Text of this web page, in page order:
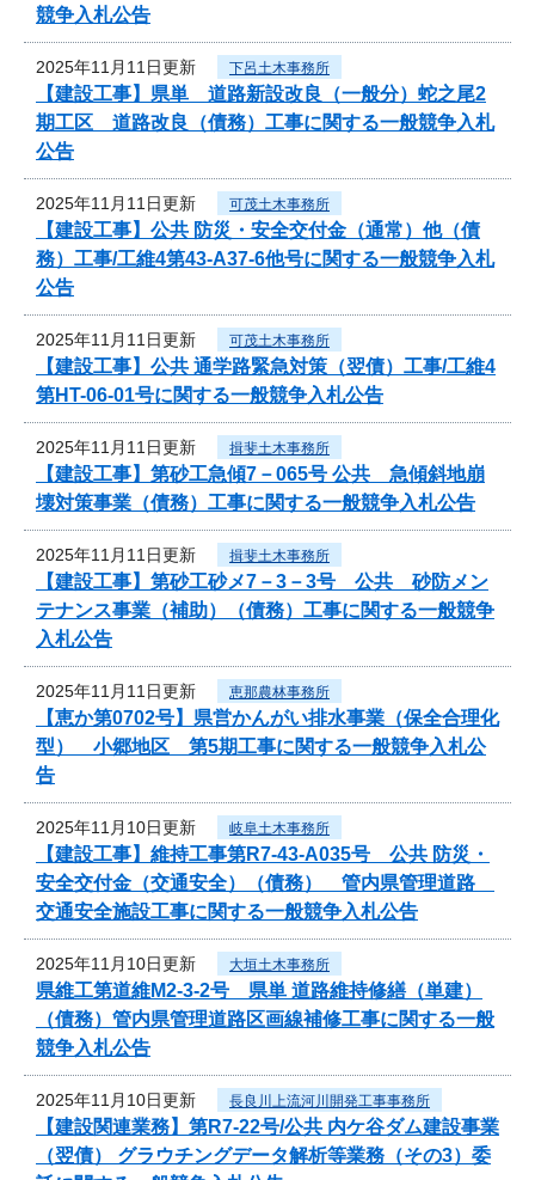
競争入札公告
2025年11月11日更新 下呂土木事務所
【建設工事】県単 道路新設改良（一般分）蛇之尾2
期工区 道路改良（債務）工事に関する一般競争入札
公告
2025年11月11日更新 可茂土木事務所
【建設工事】公共 防災・安全交付金（通常）他（債
務）工事/工維4第43-A37-6他号に関する一般競争入札
公告
2025年11月11日更新 可茂土木事務所
【建設工事】公共 通学路緊急対策（翌債）工事/工維4
第HT-06-01号に関する一般競争入札公告
2025年11月11日更新 揖斐土木事務所
【建設工事】第砂工急傾7－065号 公共 急傾斜地崩
壊対策事業（債務）工事に関する一般競争入札公告
2025年11月11日更新 揖斐土木事務所
【建設工事】第砂工砂メ7－3－3号 公共 砂防メン
テナンス事業（補助）（債務）工事に関する一般競争
入札公告
2025年11月11日更新 恵那農林事務所
【恵か第0702号】県営かんがい排水事業（保全合理化
型） 小郷地区 第5期工事に関する一般競争入札公
告
2025年11月10日更新 岐阜土木事務所
【建設工事】維持工事第R7-43-A035号 公共 防災・
安全交付金（交通安全）（債務） 管内県管理道路
交通安全施設工事に関する一般競争入札公告
2025年11月10日更新 大垣土木事務所
県維工第道維M2-3-2号 県単 道路維持修繕（単建）
（債務）管内県管理道路区画線補修工事に関する一般
競争入札公告
2025年11月10日更新 長良川上流河川開発工事事務所
【建設関連業務】第R7-22号/公共 内ケ谷ダム建設事業
（翌債） グラウチングデータ解析等業務（その3）委